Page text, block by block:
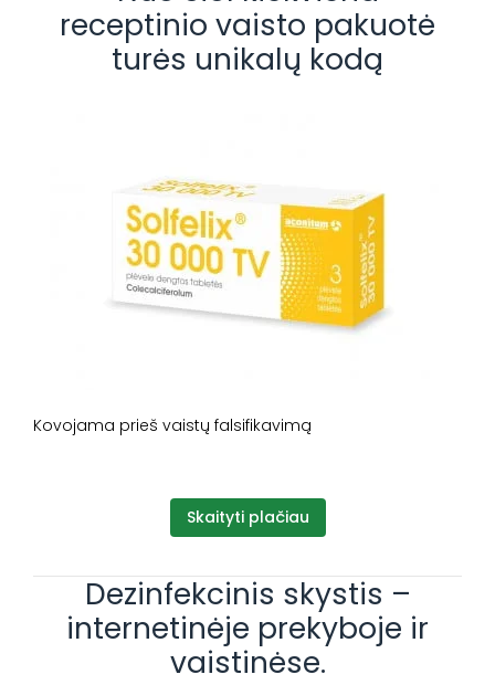
receptinio vaisto pakuotė
turės unikalų kodą
Kovojama prieš vaistų falsifikavimą
Skaityti plačiau
Dezinfekcinis skystis –
internetinėje prekyboje ir
vaistinėse.